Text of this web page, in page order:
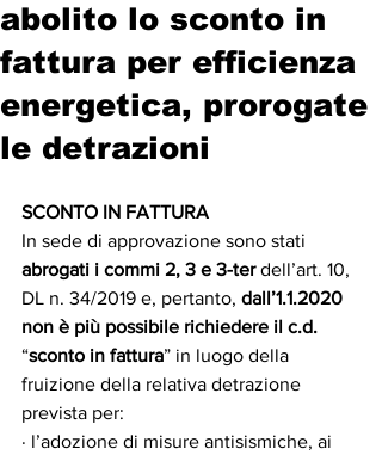
abolito lo sconto in
fattura per efficienza
energetica, prorogate
le detrazioni
SCONTO IN FATTURA
In sede di approvazione sono stati
abrogati i commi 2, 3 e 3-ter dell’art. 10,
DL n. 34/2019 e, pertanto, dall’1.1.2020
non è più possibile richiedere il c.d.
“sconto in fattura” in luogo della
fruizione della relativa detrazione
prevista per:
· l’adozione di misure antisismiche, ai